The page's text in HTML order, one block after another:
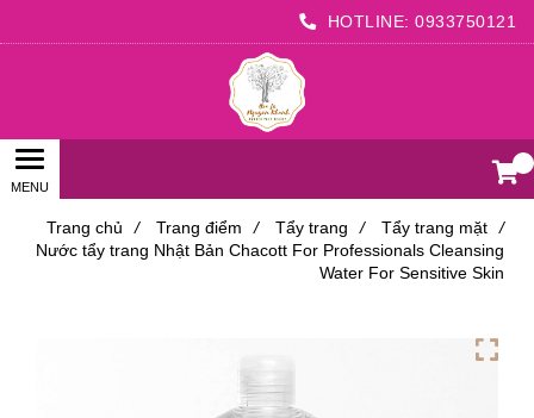
HOTLINE: 0933750121
Trang chủ / Trang điểm / Tẩy trang / Tẩy trang mặt
/
Nước tẩy trang Nhật Bản Chacott For Professionals Cleansing
Water For Sensitive Skin